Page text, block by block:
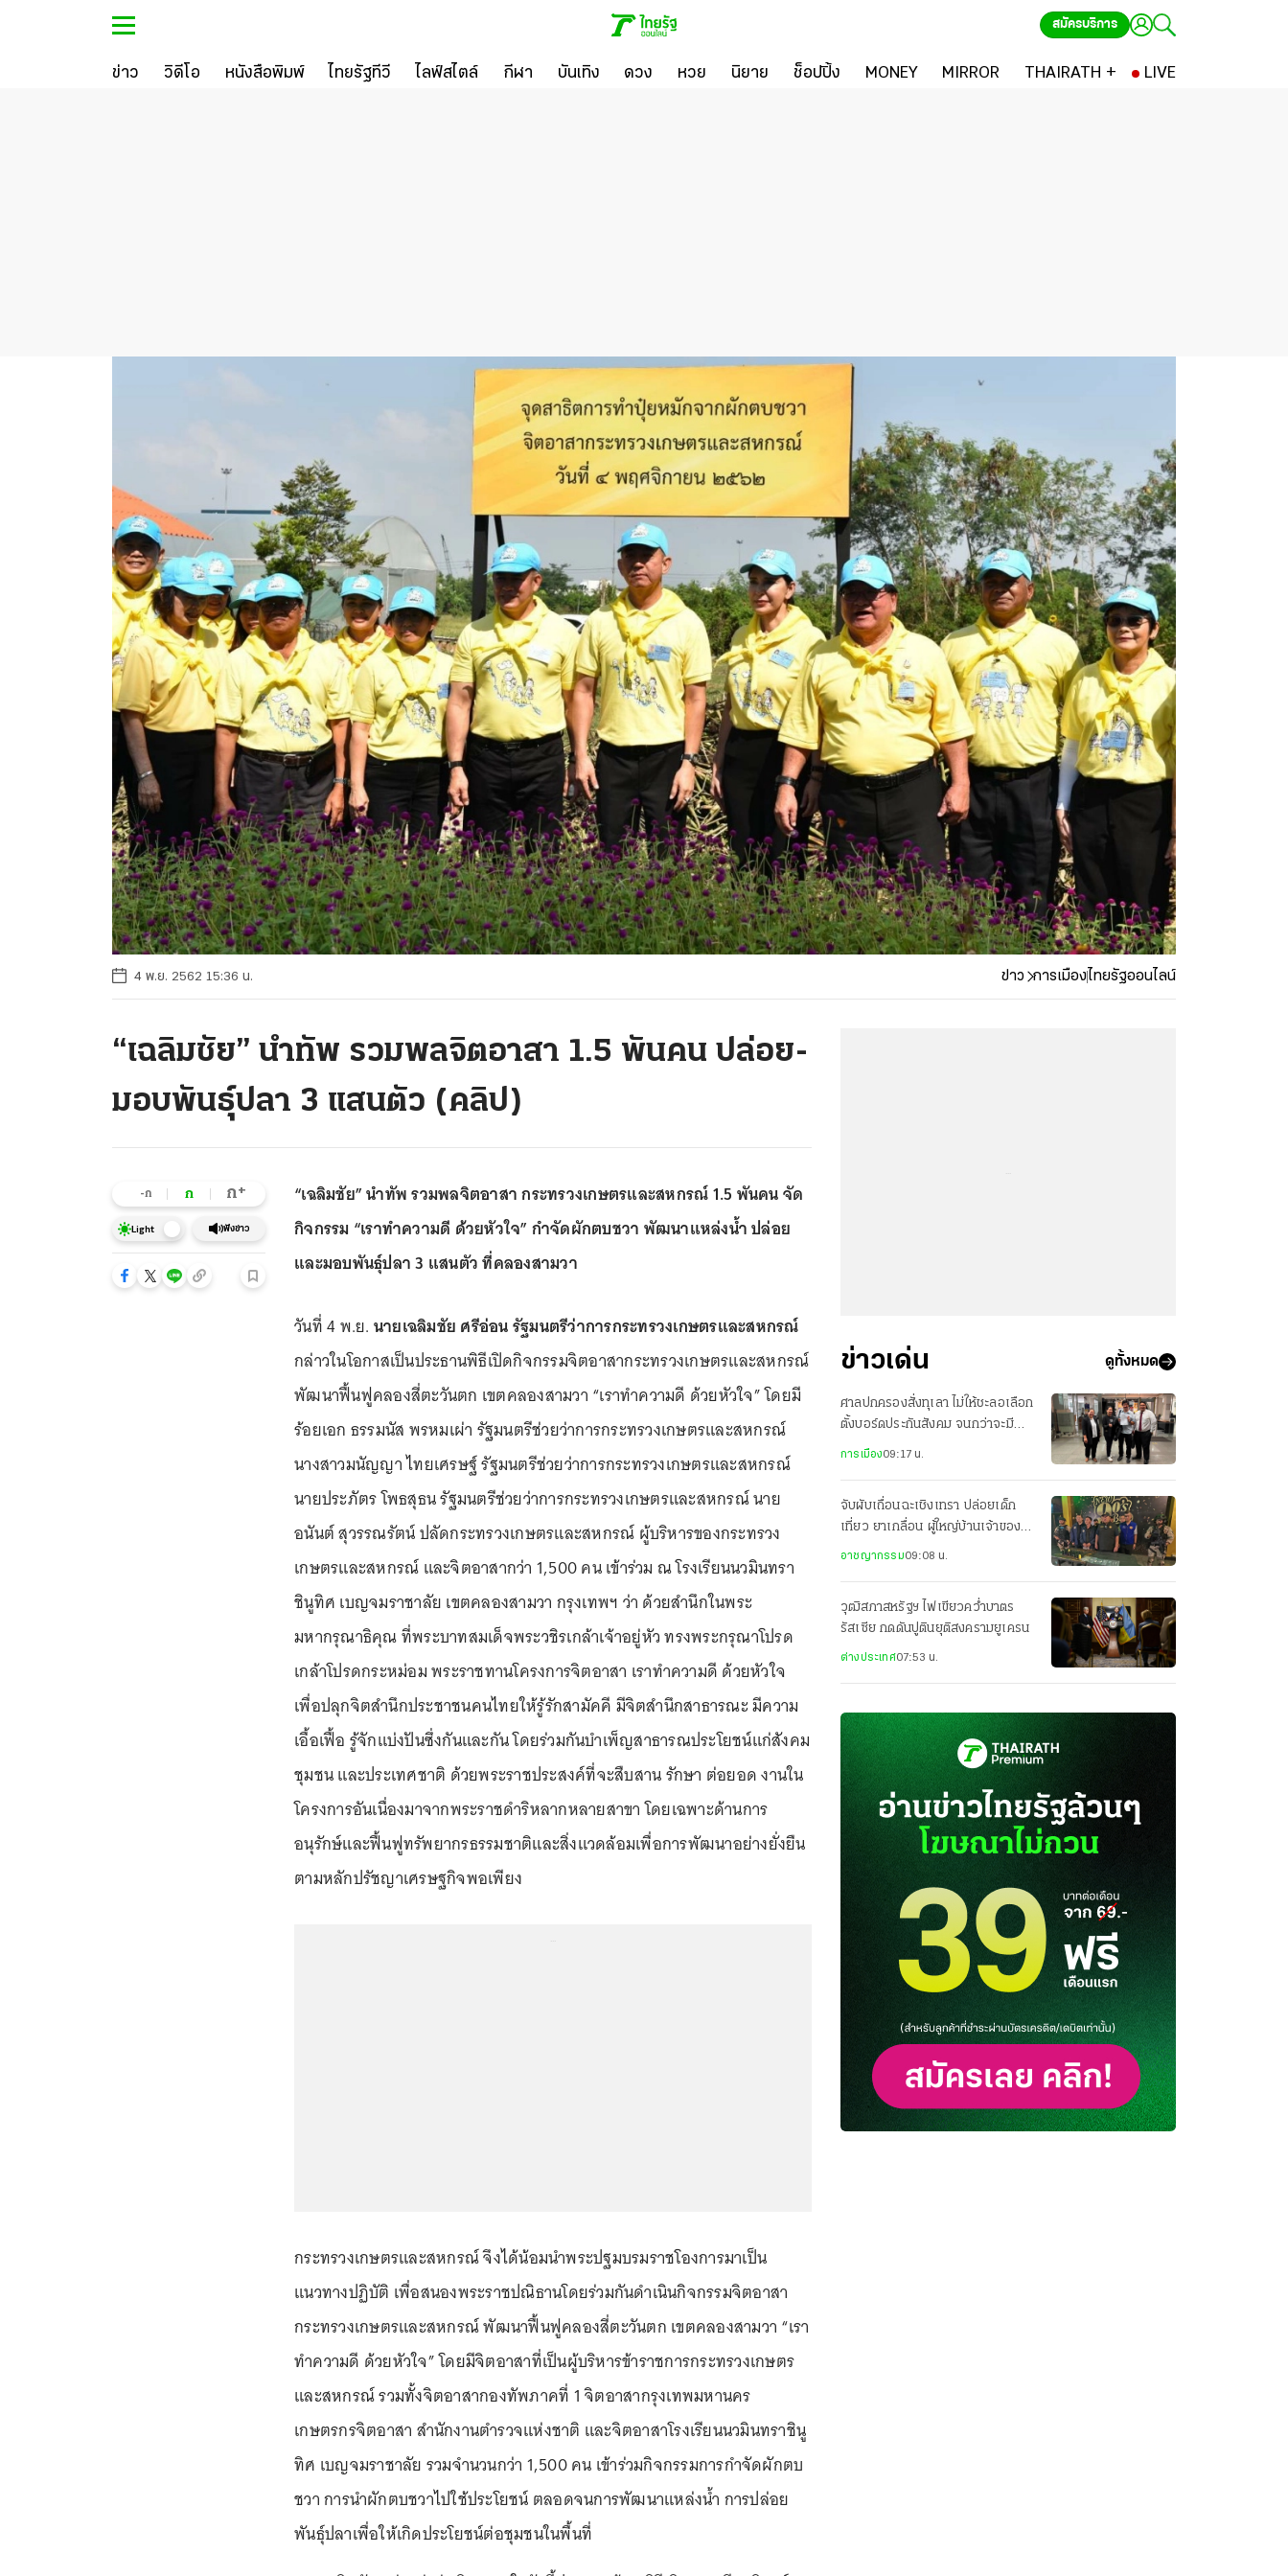
สมัครบริการ
ข่าว วิดีโอ หนังสือพิมพ์ ไทยรัฐทีวี ไลฟ์สไตล์ กีฬา บันเทิง ดวง หวย นิยาย ช็อปปิ้ง MONEY MIRROR THAIRATH + LIVE
4 พ.ย. 2562 15:36 น. ข่าว การเมืองไทยรัฐออนไลน์
“เฉลิมชัย” นำทัพ รวมพลจิตอาสา 1.5 พันคน ปล่อย-
มอบพันธุ์ปลา 3 แสนตัว (คลิป)
-ก ก ก+
Light ฟังข่าว
“เฉลิมชัย” นำทัพ รวมพลจิตอาสา กระทรวงเกษตรและสหกรณ์ 1.5 พันคน จัด
กิจกรรม “เราทำความดี ด้วยหัวใจ” กำจัดผักตบชวา พัฒนาแหล่งน้ำ ปล่อย
และมอบพันธุ์ปลา 3 แสนตัว ที่คลองสามวา
วันที่ 4 พ.ย. นายเฉลิมชัย ศรีอ่อน รัฐมนตรีว่าการกระทรวงเกษตรและสหกรณ์
กล่าวในโอกาสเป็นประธานพิธีเปิดกิจกรรมจิตอาสากระทรวงเกษตรและสหกรณ์
พัฒนาฟื้นฟูคลองสี่ตะวันตก เขตคลองสามวา “เราทำความดี ด้วยหัวใจ” โดยมี
ร้อยเอก ธรรมนัส พรหมเผ่า รัฐมนตรีช่วยว่าการกระทรวงเกษตรและสหกรณ์
นางสาวมนัญญา ไทยเศรษฐ์ รัฐมนตรีช่วยว่าการกระทรวงเกษตรและสหกรณ์
นายประภัตร โพธสุธน รัฐมนตรีช่วยว่าการกระทรวงเกษตรและสหกรณ์ นาย
อนันต์ สุวรรณรัตน์ ปลัดกระทรวงเกษตรและสหกรณ์ ผู้บริหารของกระทรวง
เกษตรและสหกรณ์ และจิตอาสากว่า 1,500 คน เข้าร่วม ณ โรงเรียนนวมินทรา
ชินูทิศ เบญจมราชาลัย เขตคลองสามวา กรุงเทพฯ ว่า ด้วยสำนึกในพระ
มหากรุณาธิคุณ ที่พระบาทสมเด็จพระวชิรเกล้าเจ้าอยู่หัว ทรงพระกรุณาโปรด
เกล้าโปรดกระหม่อม พระราชทานโครงการจิตอาสา เราทำความดี ด้วยหัวใจ
เพื่อปลุกจิตสำนึกประชาชนคนไทยให้รู้รักสามัคคี มีจิตสำนึกสาธารณะ มีความ
เอื้อเฟื้อ รู้จักแบ่งปันซึ่งกันและกัน โดยร่วมกันบำเพ็ญสาธารณประโยชน์แก่สังคม
ชุมชน และประเทศชาติ ด้วยพระราชประสงค์ที่จะสืบสาน รักษา ต่อยอด งานใน
โครงการอันเนื่องมาจากพระราชดำริหลากหลายสาขา โดยเฉพาะด้านการ
อนุรักษ์และฟื้นฟูทรัพยากรธรรมชาติและสิ่งแวดล้อมเพื่อการพัฒนาอย่างยั่งยืน
ตามหลักปรัชญาเศรษฐกิจพอเพียง
กระทรวงเกษตรและสหกรณ์ จึงได้น้อมนำพระปฐมบรมราชโองการมาเป็น
แนวทางปฏิบัติ เพื่อสนองพระราชปณิธานโดยร่วมกันดำเนินกิจกรรมจิตอาสา
กระทรวงเกษตรและสหกรณ์ พัฒนาฟื้นฟูคลองสี่ตะวันตก เขตคลองสามวา “เรา
ทำความดี ด้วยหัวใจ” โดยมีจิตอาสาที่เป็นผู้บริหารข้าราชการกระทรวงเกษตร
และสหกรณ์ รวมทั้งจิตอาสากองทัพภาคที่ 1 จิตอาสากรุงเทพมหานคร
เกษตรกรจิตอาสา สำนักงานตำรวจแห่งชาติ และจิตอาสาโรงเรียนนวมินทราชินู
ทิศ เบญจมราชาลัย รวมจำนวนกว่า 1,500 คน เข้าร่วมกิจกรรมการกำจัดผักตบ
ชวา การนำผักตบชวาไปใช้ประโยชน์ ตลอดจนการพัฒนาแหล่งน้ำ การปล่อย
พันธุ์ปลาเพื่อให้เกิดประโยชน์ต่อชุมชนในพื้นที่
ข่าวเด่น ดูทั้งหมด
ศาลปกครองสั่งทุเลา ไม่ให้ชะลอเลือก
ตั้งบอร์ดประกันสังคม จนกว่าจะมีคำ
พิพากษา หรือคำสั่งอื่น
การเมือง09:17 น.
จับผับเถื่อนฉะเชิงเทรา ปล่อยเด็ก
เที่ยว ยาเกลื่อน ผู้ใหญ่บ้านเจ้าของ-
อาชญากรรม09:08 น.
วุฒิสภาสหรัฐฯ ไฟเขียวคว่ำบาตร
รัสเซีย กดดันปูตินยุติสงครามยูเครน
ต่างประเทศ07:53 น.